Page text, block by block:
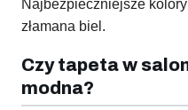
Najbezpieczniejsze
złamana biel.
Czy tapeta w
modna?